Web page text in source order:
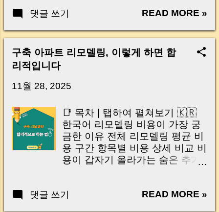
사실은 ‘구조’를 몰라서 생기는 걱정입니다. 그래
서 오늘은 잔금일에 실제로 돈이 어떻게 움직이
는지, 왜 사고가 나는지, 그리고 무엇을 꼭 준비
드리겠습니다. 이 글 하나만 제대로 이해하시면,
잔금일이 더 이상 두려운 날이 아니라 “내 집을
Introduction (Tap to expand) Have you ever
(철거·배관·전기·방수) 이런 업체
계약 전 필수 체크리스트 Q&A 자
주 묻는 질문 마무리 및 실전 조언
🇺🇸 English Why Choosing the
Basic Verification (Business Info,
Estimate Review
(Included/Excluded/Extra Costs)
...
댓글 쓰기 READ MORE »
구축 아파트 리모델링, 이렇게 하면 합
리적입니다
11월 28, 2025
📑 목차 | 탭하여 펼쳐보기 🇰🇷
한국어 리모델링 비용이 가장 궁
금한 이유 전체 리모델링 평균 비
용 구간 항목별 비용 상세 비교 비
용이 갑자기 올라가는 숨은 추가
Q&A 자주 묻는 질문 마무리 및
댓글 쓰기 READ MORE »